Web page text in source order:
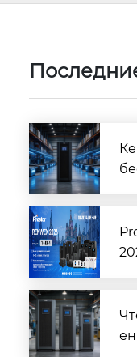
и
|